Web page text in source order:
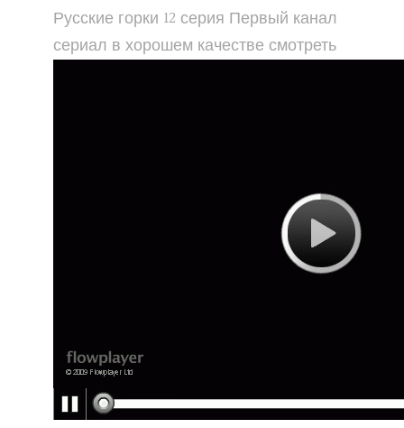
Русские горки 12 серия Первый канал
сериал в хорошем качестве смотреть